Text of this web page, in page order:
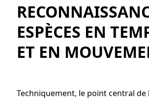
ESPÈCES EN
ET EN
Techniquement, le point central de